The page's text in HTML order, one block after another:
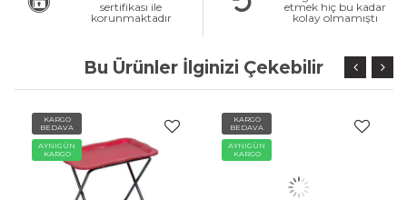
sertifikası ile
korunmaktadır
etmek hiç bu kadar
kolay olmamıştı
Bu Ürünler İlginizi Çekebilir
KARGO
BEDAVA
AYNIGÜN
KARGO
KARGO
BEDAVA
AYNIGÜN
KARGO